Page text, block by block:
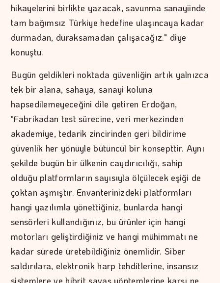
hikayelerini birlikte yazacak, savunma sanayiinde
tam bağımsız Türkiye hedefine ulaşıncaya kadar
durmadan, duraksamadan çalışacağız." diye
konuştu.
Bugün geldikleri noktada güvenliğin artık yalnızca
tek bir alana, sahaya, sanayi koluna
hapsedilemeyeceğini dile getiren Erdoğan,
"Fabrikadan test sürecine, veri merkezinden
akademiye, tedarik zincirinden geri bildirime
güvenlik her yönüyle bütüncül bir konsepttir. Aynı
şekilde bugün bir ülkenin caydırıcılığı, sahip
olduğu platformların sayısıyla ölçülecek eşiği de
çoktan aşmıştır. Envanterinizdeki platformları
hangi yazılımla yönettiğiniz, bunlarda hangi
sensörleri kullandığınız, bu ürünler için hangi
motorları geliştirdiğiniz ve hangi mühimmatı ne
kadar sürede üretebildiğiniz önemlidir. Siber
saldırılara, elektronik harp tehditlerine, insansız